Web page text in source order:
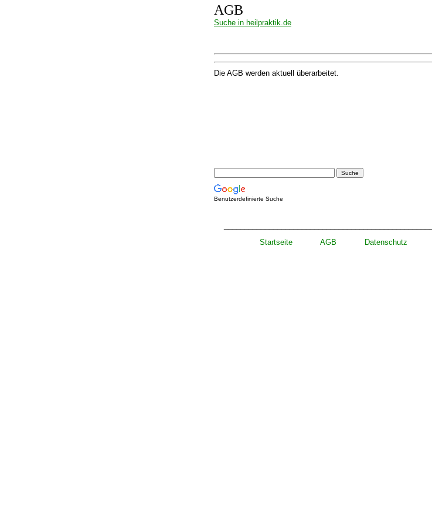
AGB
Suche in heilpraktik.de
Die AGB werden aktuell überarbeitet.
Benutzerdefinierte Suche
Startseite
AGB Datenschutz